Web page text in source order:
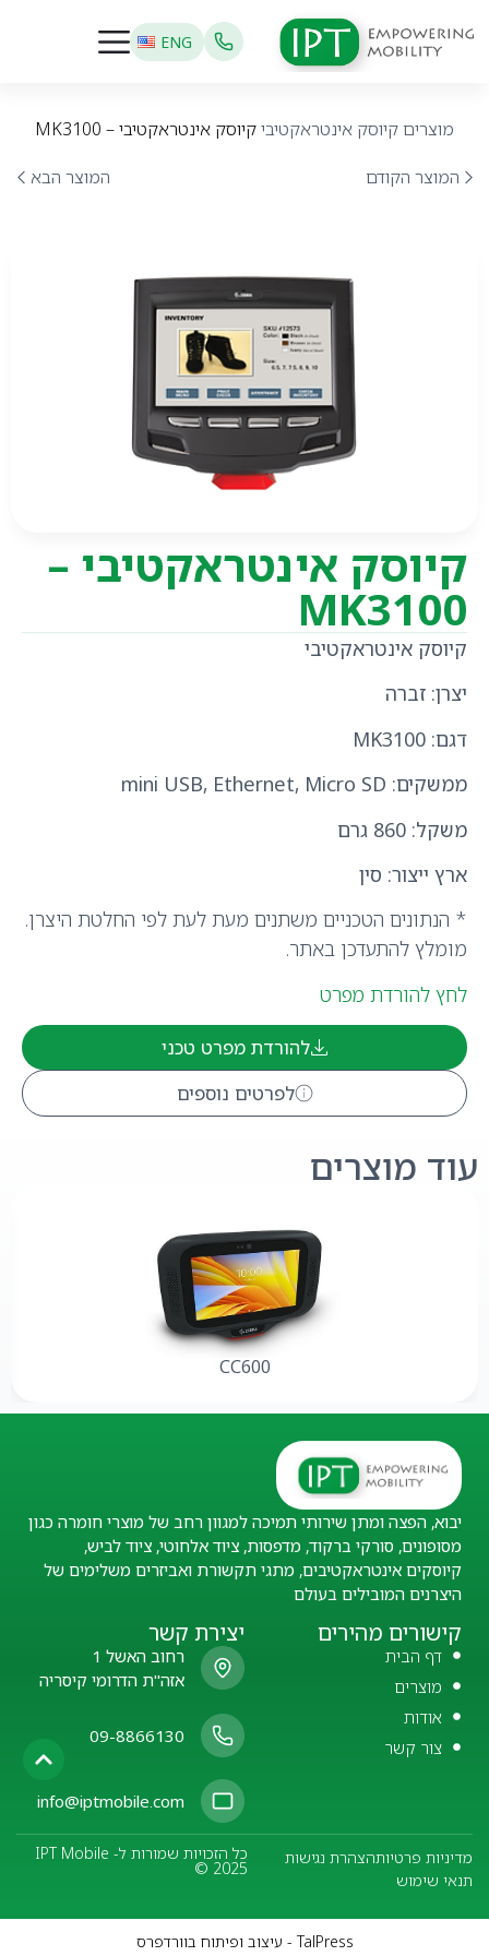
ENG
מוצרים קיוסק אינטראקטיביקיוסק אינטראקטיבי – MK3100
המוצר הקודם
המוצר הבא
קיוסק אינטראקטיבי –
MK3100
קיוסק אינטראקטיבי
יצרן: זברה
דגם: MK3100
ממשקים: mini USB, Ethernet, Micro SD
משקל: 860 גרם
ארץ ייצור: סין
* הנתונים הטכניים משתנים מעת לעת לפי החלטת היצרן.
מומלץ להתעדכן באתר.
לחץ להורדת מפרט
להורדת מפרט טכני
לפרטים נוספים
עוד מוצרים
CC600
יבוא, הפצה ומתן שירותי תמיכה למגוון רחב של מוצרי חומרה כגון
מסופונים, סורקי ברקוד, מדפסות, ציוד אלחוטי, ציוד לביש,
קיוסקים אינטראקטיבים, מתגי תקשורת ואביזרים משלימים של
היצרנים המובילים בעולם
קישורים מהירים
דף הבית
מוצרים
אודות
צור קשר
יצירת קשר
רחוב האשל 1
אזה"ת הדרומי קיסריה
09-8866130
info@iptmobile.com
מדיניות פרטיותהצהרת נגישות
תנאי שימוש
כל הזכויות שמורות ל- IPT Mobile
© 2025
TalPress - עיצוב ופיתוח בוורדפרס